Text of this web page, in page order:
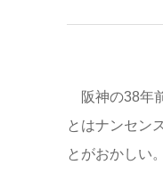
阪神の38年
とはナンセン
とがおかしい